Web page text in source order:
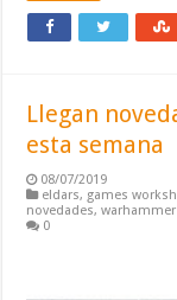
Llegan
esta semana
08/07/2019
eldars, games
novedades,warhammer
0